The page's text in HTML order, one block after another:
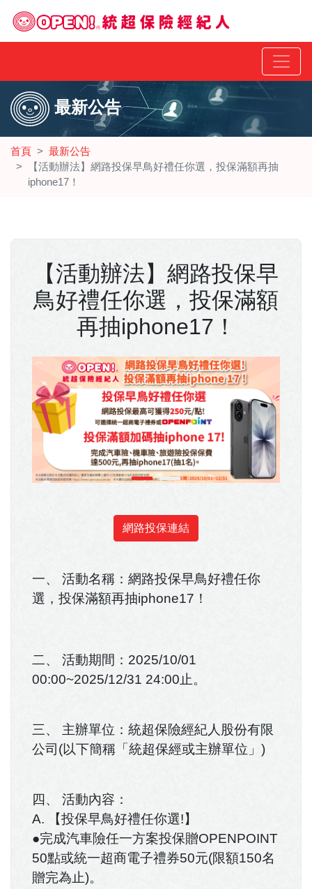
最新公告
首頁
最新公告
【活動辦法】網路投保早鳥好禮任你選，投保滿額再抽
iphone17！
【活動辦法】網路投保早
鳥好禮任你選，投保滿額
再抽iphone17！
網路投保連結
一、 活動名稱：網路投保早鳥好禮任你
選，投保滿額再抽iphone17！
二、 活動期間：2025/10/01
00:00~2025/12/31 24:00止。
三、 主辦單位：統超保險經紀人股份有限
公司(以下簡稱「統超保經或主辦單位」)
四、 活動內容：
A. 【投保早鳥好禮任你選!】
●完成汽車險任一方案投保贈OPENPOINT
50點或統一超商電子禮券50元(限額150名
贈完為止)。